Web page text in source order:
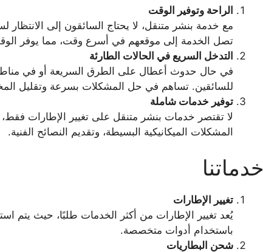
الراحة وتوفير الوقت
مع خدمة بنشر متنقل، لا يحتاج السائقون إلى
تصل الخدمة إلى موقعهم في أسرع وقت، مما يوفر
التدخل السريع في الحالات الطارئة
في حال حدوث أعطال على الطرق السريعة أو في مناطق
للسائقين. تساهم في حل المشكلات بسرعة وتقليل
توفير خدمات شاملة
لا تقتصر خدمات بنشر متنقل على تغيير الإطارات
المشكلات الميكانيكية البسيطة، وتقديم النصائح الفنية.
خدماتنا
تغيير الإطارات
يُعد تغيير الإطارات من أكثر الخدمات طلبًا، حيث يتم
باستخدام أدوات متخصصة.
شحن البطاريات